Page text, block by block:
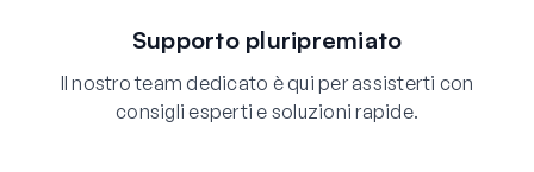
Supporto pluripremiato
Il nostro team dedicato è qui per assisterti con
consigli esperti e soluzioni rapide.